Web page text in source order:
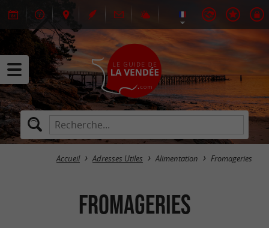
Accueil Adresses Utiles Alimentation Fromageries
Fromageries